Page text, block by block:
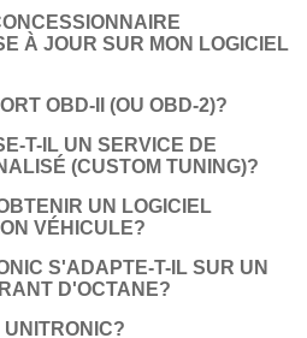
À JOUR SUR MON LOGICIEL
OBD-II (OU OBD-2)?
T-IL UN SERVICE DE
(CUSTOM TUNING)?
UN LOGICIEL
VÉHICULE?
S'ADAPTE-T-IL SUR UN
D'OCTANE?
UNITRONIC?